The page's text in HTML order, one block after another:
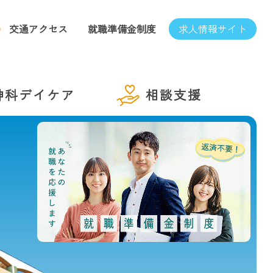
交通アクセス 就職準備金制度 求人情報サイト
科デイケア 相談支援